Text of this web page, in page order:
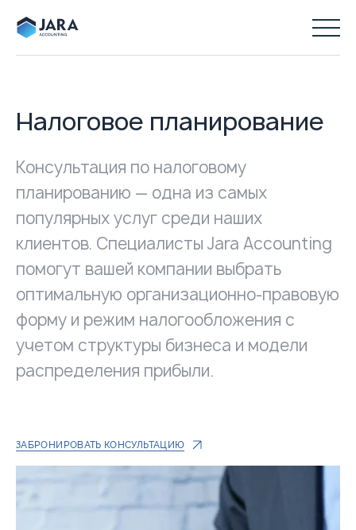
Налоговое планирование
Консультация по налоговому
планированию — одна из самых
популярных услуг среди наших
клиентов. Специалисты Jara Accounting
помогут вашей компании выбрать
оптимальную организационно-правовую
форму и режим налогообложения с
учетом структуры бизнеса и модели
распределения прибыли.
ЗАБРОНИРОВАТЬ КОНСУЛЬТАЦИЮ